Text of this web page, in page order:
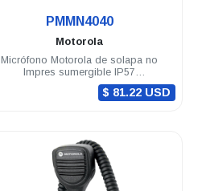
PMMN4040
Motorola
Micrófono Motorola de solapa no
Impres sumergible IP57
DGP6150/4150 DGP8000/5000
$ 81.22 USD